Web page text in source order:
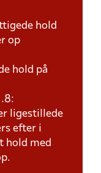
hold
op
hold på
ligestillede
efter i
hold med